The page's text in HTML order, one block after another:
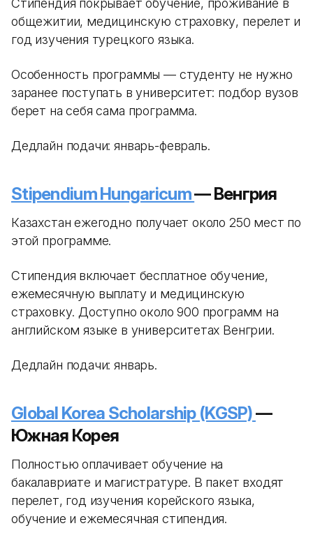
Стипендия покрывает обучение, проживание в
общежитии, медицинскую страховку, перелет и
год изучения турецкого языка.
Особенность программы — студенту не нужно
заранее поступать в университет: подбор вузов
берет на себя сама программа.
Дедлайн подачи: январь-февраль.
Stipendium Hungaricum— Венгрия
Казахстан ежегодно получает около 250 мест по
этой программе.
Стипендия включает бесплатное обучение,
ежемесячную выплату и медицинскую
страховку. Доступно около 900 программ на
английском языке в университетах Венгрии.
Дедлайн подачи: январь.
Global Korea Scholarship (KGSP)—
Южная Корея
Полностью оплачивает обучение на
бакалавриате и магистратуре. В пакет входят
перелет, год изучения корейского языка,
обучение и ежемесячная стипендия.